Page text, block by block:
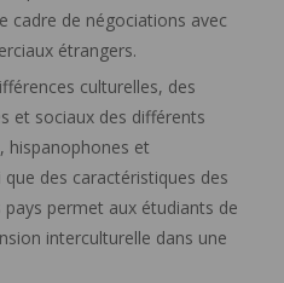
cadre de négociations avec
étrangers.
culturelles, des
et sociaux des différents
hispanophones et
des caractéristiques des
permet aux étudiants de
interculturelle dans une